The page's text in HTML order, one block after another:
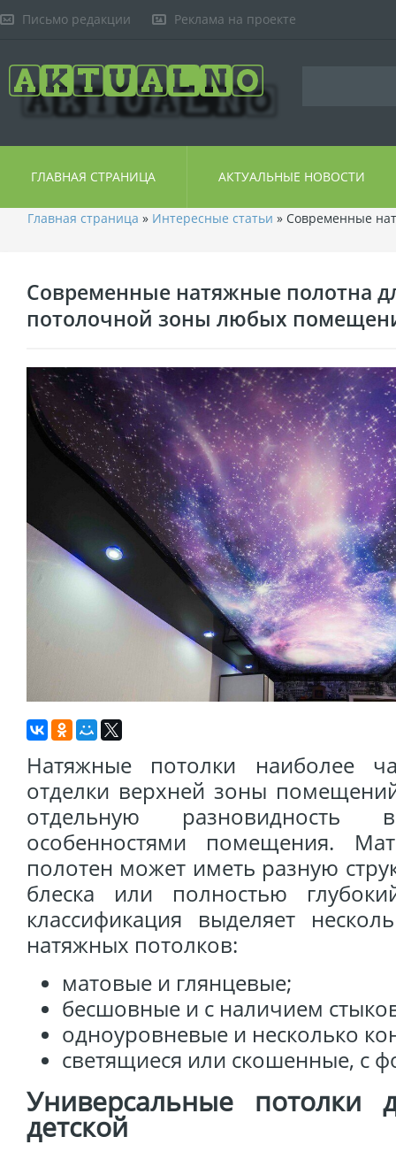
Письмо редакции Реклама на проекте
ГЛАВНАЯ СТРАНИЦА АКТУАЛЬНЫЕ НОВОСТИ
Главная страница » Интересные статьи » Современные
Современные натяжные полотна
потолочной зоны любых
Натяжные потолки наиболее
отделки верхней зоны
отдельную разновидность
особенностями помещения.
полотен может иметь разную
блеска или полностью
классификация выделяет
натяжных потолков:
матовые и глянцевые;
бесшовные и с наличием
одноуровневые и несколько
светящиеся или скошенные, с
Универсальные потолки
детской